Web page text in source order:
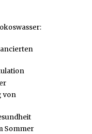
von
Sommer